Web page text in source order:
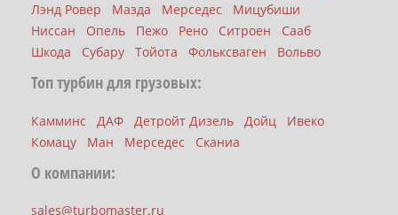
Лэнд Ровер
Мазда Мерседес
Мицубиши
Ниссан
Опель Пежо Рено Ситроен
Сааб
Шкода
Субару Тойота Фольксваген Вольво
Топ турбин для грузовых:
Камминс ДАФ Детройт Дизель Дойц
Ивеко
Комацу
Ман Мерседес Сканиа
О компании:
sales@turbomaster.ru